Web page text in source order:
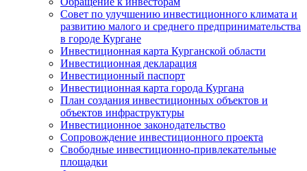
Совет по улучшению инвестиционного климата и
развитию малого и среднего предпринимательства
в городе Кургане
Инвестиционная карта Курганской области
Инвестиционная декларация
Инвестиционный паспорт
Инвестиционная карта города Кургана
План создания инвестиционных объектов и
объектов инфраструктуры
Инвестиционное законодательство
Сопровождение инвестиционного проекта
Свободные инвестиционно-привлекательные
площадки